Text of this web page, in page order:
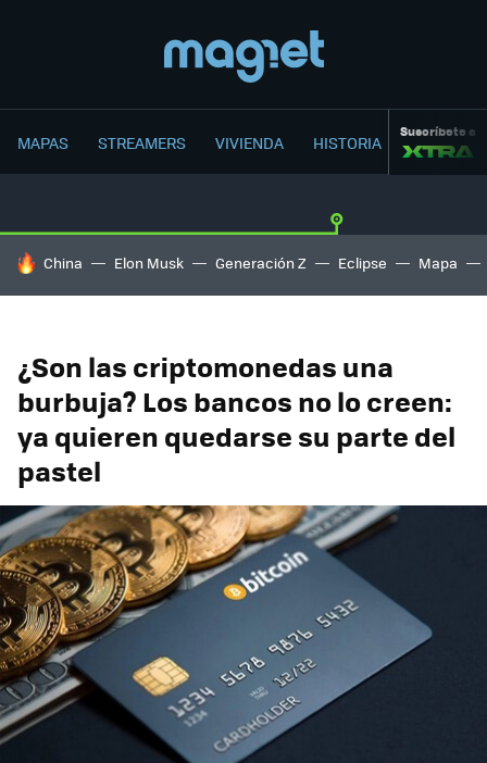
MAPAS STREAMERS VIVIENDA HISTORIA Suscríbete a
HOY SE HABLA DE
China Elon Musk Generación Z Eclipse Mapa
¿Son las criptomonedas una
burbuja? Los bancos no lo creen:
ya quieren quedarse su parte del
pastel